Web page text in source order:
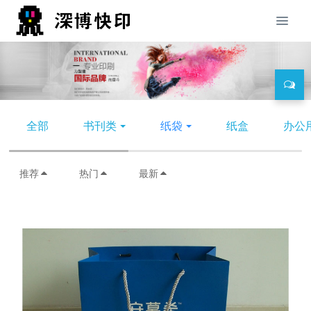
全部 书刊类 纸袋 纸盒 办公
推荐 热门 最新